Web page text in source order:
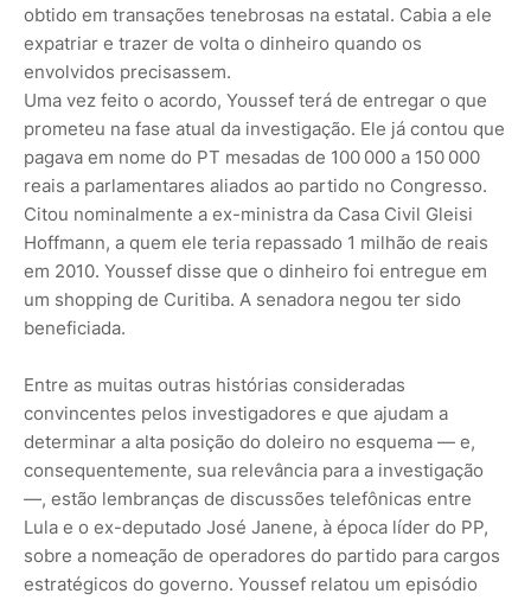
obtido em transações tenebrosas na estatal. Cabia a ele
expatriar e trazer de volta o dinheiro quando os
envolvidos precisassem.
Uma vez feito o acordo, Youssef terá de entregar o que
prometeu na fa­se atual da investigação. Ele já con­tou que
pagava em nome do PT mesadas de 100 000 a 150 000
reais a ­parlamentares aliados ao partido no Congresso.
Citou nominalmente a ex-mi­nistra da Casa Civil Gleisi
Hoff­mann, a quem ele teria repassado 1 mi­lhão de reais
em 2010. Youssef disse que o dinheiro foi entregue em
um shopping de Curitiba. A senadora ne­gou ter sido
beneficiada.
Entre as muitas outras histórias consideradas
convincentes pelos investigadores e que ajudam a
determinar a alta posição do doleiro no esquema — e,
consequentemente, sua relevância pa­ra a investigação
—, estão lembranças de discussões telefônicas entre
Lula e o ex-deputado José Janene, à época líder do PP,
sobre a nomeação de operadores do partido para cargos
estratégicos do governo. Youssef relatou um episódio